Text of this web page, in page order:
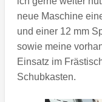
neue Maschine
und einer 12 mm
sowie meine
Einsatz im
Schubkasten.